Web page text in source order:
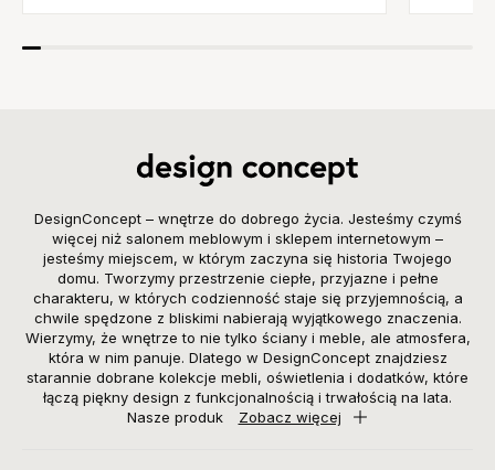
DesignConcept – wnętrze do dobrego życia. Jesteśmy czymś
więcej niż salonem meblowym i sklepem internetowym –
jesteśmy miejscem, w którym zaczyna się historia Twojego
domu. Tworzymy przestrzenie ciepłe, przyjazne i pełne
charakteru, w których codzienność staje się przyjemnością, a
chwile spędzone z bliskimi nabierają wyjątkowego znaczenia.
Wierzymy, że wnętrze to nie tylko ściany i meble, ale atmosfera,
która w nim panuje. Dlatego w DesignConcept znajdziesz
starannie dobrane kolekcje mebli, oświetlenia i dodatków, które
łączą piękny design z funkcjonalnością i trwałością na lata.
Nasze produk
Zobacz więcej